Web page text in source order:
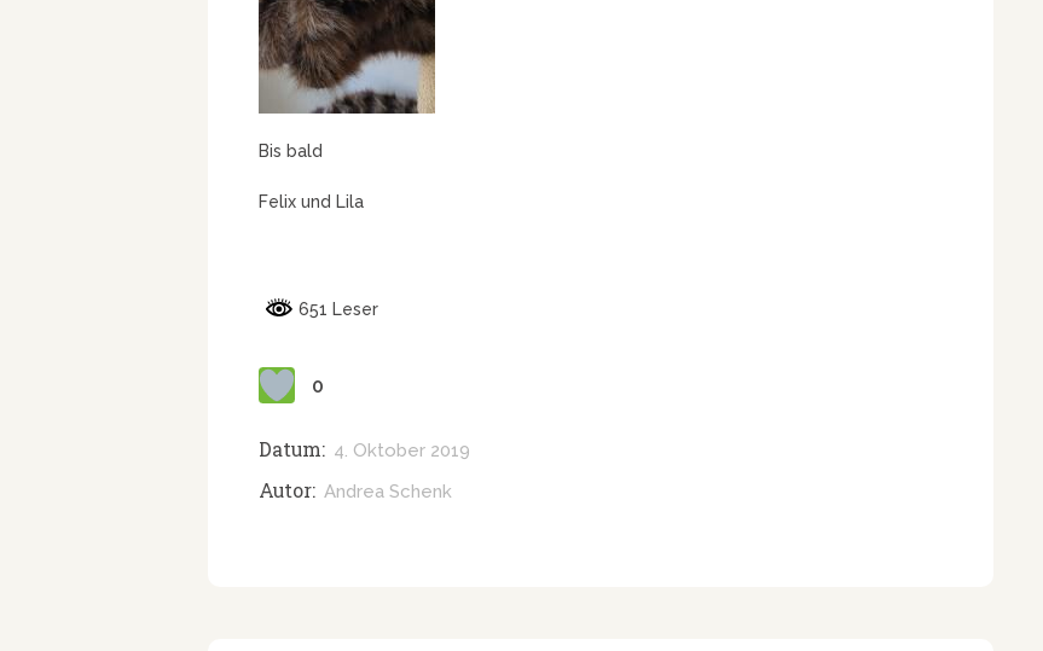
Bis bald
Felix und Lila
651 Leser
0
Datum: 4. Oktober 2019
Autor: Andrea Schenk